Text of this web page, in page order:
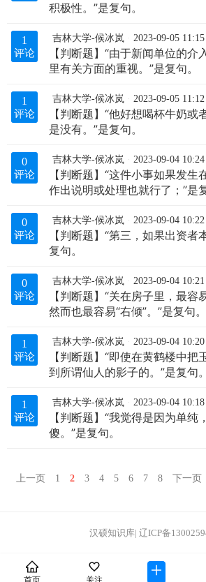
积极性。”是复句。
1
评论
吉林大学-候冰岚 2023-09-05 11:15
【判断题】“由于新闻单位的
里有关方面的重视。”是复句。
1
评论
吉林大学-候冰岚 2023-09-05 11:12
【判断题】“他好想喝杯牛奶或
是没有。”是复句。
0
评论
吉林大学-候冰岚 2023-09-04 10:24
【判断题】“这件小事如果发生
作出说明或处理也就行了；”是
0
评论
吉林大学-候冰岚 2023-09-04 10:22
【判断题】“第三，如果出资者
复句。
0
评论
吉林大学-候冰岚 2023-09-04 10:21
【判断题】“关在房子里，最容
然而也最容易“右倾”。”是复句。
1
评论
吉林大学-候冰岚 2023-09-04 10:20
【判断题】“即使在黄鹤楼中
到所谓仙人的影子的。”是复句。
1
评论
吉林大学-候冰岚 2023-09-04 10:18
【判断题】“我觉得是因为单纯
傻。”是复句。
上一页 1 2 3 4 5 6 7 8 下一页
汉硕知识库| 辽ICP备
首页 关注